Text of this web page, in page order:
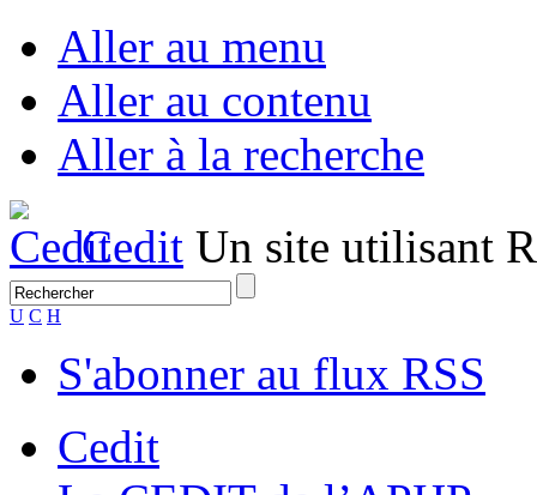
Aller au menu
Aller au contenu
Aller à la recherche
Cedit Un site utilisant
U C H
S'abonner au flux RSS
Cedit